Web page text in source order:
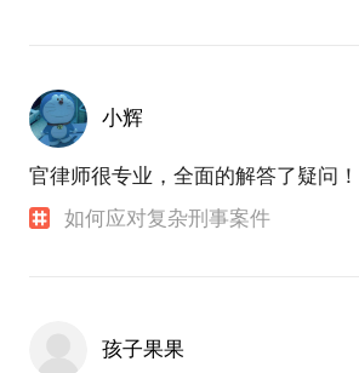
小辉
官律师很专业，全面的解答了疑问！
如何应对复杂刑事案件
孩子果果